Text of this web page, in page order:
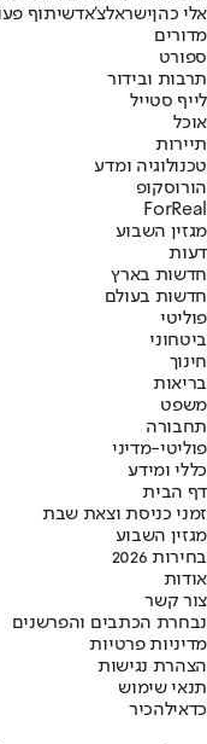
אלי כהןישראלצ'אדשיתוף
מדורים
ספורט
תרבות ובידור
לייף סטייל
אוכל
תיירות
טכנולוגיה ומדע
הורוסקופ
ForReal
מגזין השבוע
דעות
חדשות בארץ
חדשות בעולם
פוליטי
ביטחוני
חינוך
בריאות
משפט
תחבורה
פוליטי-מדיני
כללי ומידע
דף הבית
זמני כניסת וצאת שבת
מגזין השבוע
בחירות 2026
אודות
צור קשר
נבחרת הכתבים והפרשנים
מדיניות פרטיות
הצהרת נגישות
תנאי שימוש
כדאילהכיר